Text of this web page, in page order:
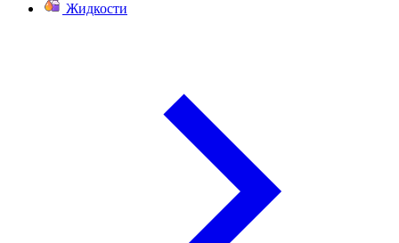
Жидкости